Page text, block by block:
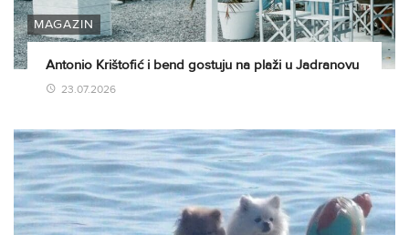
MAGAZIN
Antonio Krištofić i bend gostuju na plaži u Jadranovu
23.07.2026